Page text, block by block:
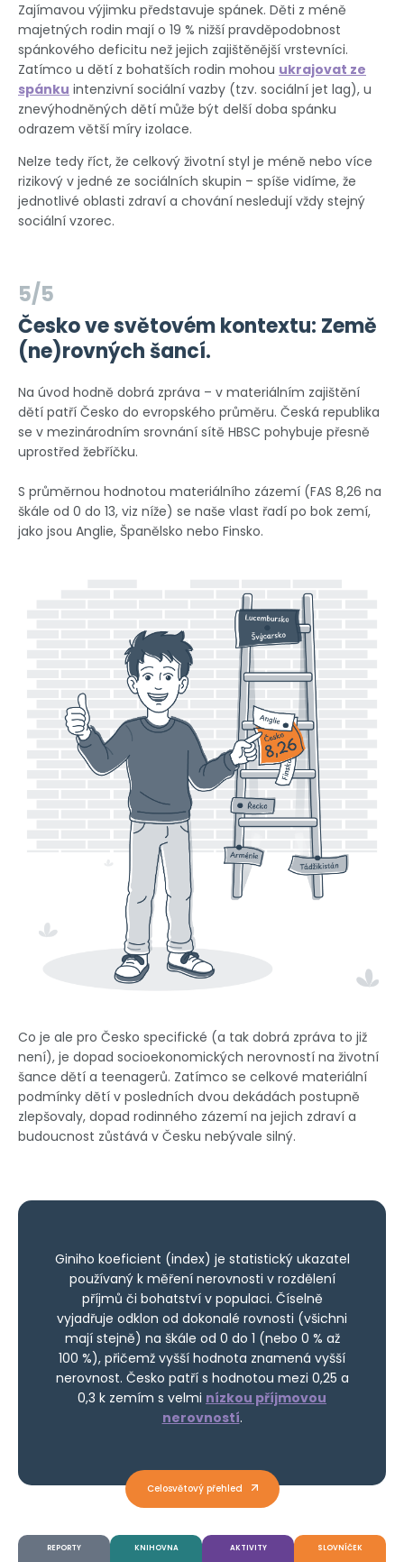
Zajímavou výjimku představuje spánek. Děti z méně
majetných rodin mají o 19 % nižší pravděpodobnost
spánkového deficitu než jejich zajištěnější vrstevníci.
Zatímco u dětí z bohatších rodin mohou ukrajovat ze
spánku intenzivní sociální vazby (tzv. sociální jet lag), u
znevýhodněných dětí může být delší doba spánku
odrazem větší míry izolace.
Nelze tedy říct, že celkový životní styl je méně nebo více
rizikový v jedné ze sociálních skupin – spíše vidíme, že
jednotlivé oblasti zdraví a chování nesledují vždy stejný
sociální vzorec.
5/5
Česko ve světovém kontextu: Země
(ne)rovných šancí.
Na úvod hodně dobrá zpráva – v materiálním zajištění
dětí patří Česko do evropského průměru. Česká republika
se v mezinárodním srovnání sítě HBSC pohybuje přesně
uprostřed žebříčku.
S průměrnou hodnotou materiálního zázemí (FAS 8,26 na
škále od 0 do 13, viz níže) se naše vlast řadí po bok zemí,
jako jsou Anglie, Španělsko nebo Finsko.
Co je ale pro Česko specifické (a tak dobrá zpráva to již
není), je dopad socioekonomických nerovností na životní
šance dětí a teenagerů. Zatímco se celkové materiální
podmínky dětí v posledních dvou dekádách postupně
zlepšovaly, dopad rodinného zázemí na jejich zdraví a
budoucnost zůstává v Česku nebývale silný.
Giniho koeficient (index) je statistický ukazatel
používaný k měření nerovnosti v rozdělení
příjmů či bohatství v populaci. Číselně
vyjadřuje odklon od dokonalé rovnosti (všichni
mají stejně) na škále od 0 do 1 (nebo 0 % až
100 %), přičemž vyšší hodnota znamená vyšší
nerovnost. Česko patří s hodnotou mezi 0,25 a
0,3 k zemím s velmi nízkou příjmovou
nerovností.
Celosvětový přehled
REPORTY KNIHOVNA AKTIVITY SLOVNÍČEK